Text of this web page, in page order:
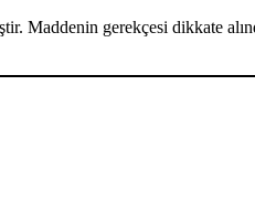
Maddenin gerekçesi dikkate